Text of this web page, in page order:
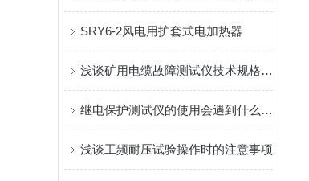
SRY6-2风电用护套式电加热器
浅谈矿用电缆故障测试仪技术规格及实际工作中的应用
继电保护测试仪的使用会遇到什么问题呢？
浅谈工频耐压试验操作时的注意事项